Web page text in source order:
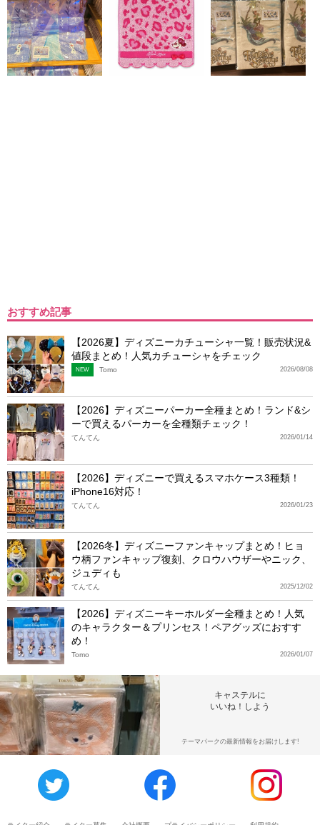
おすすめ記事
【2026夏】ディズニーカチューシャ一覧！販売状況&
値段まとめ！人気カチューシャをチェック
2026/08/08
NEW Tomo
【2026】ディズニーパーカー全種まとめ！ランド&シ
ーで買えるパーカーを全種類チェック！
2026/01/14
てんてん
【2026】ディズニーで買えるスマホケース3種類！
iPhone16対応！
2026/01/23
てんてん
【2026冬】ディズニーファンキャップまとめ！ヒョ
ウ柄ファンキャップ復刻、クロウハウザーやニック、
ジュディも
2025/12/02
てんてん
【2026】ディズニーキーホルダー全種まとめ！人気
のキャラクター＆プリンセス！ペアグッズにおすす
め！
2026/01/07
Tomo
キャステルに
いいね！しよう
テーマパークの最新情報をお届けします!